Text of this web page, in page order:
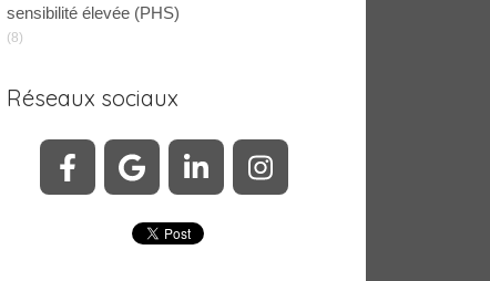
sensibilité élevée (PHS)
(8)
Réseaux sociaux